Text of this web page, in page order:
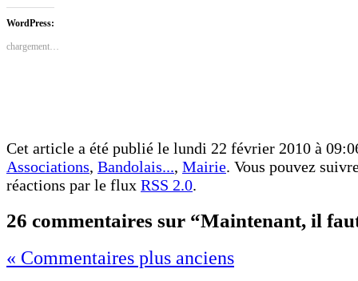
Facebook(ouvre
dans
une
fenêtre)
WordPress:
chargement…
Cet article a été publié le lundi 22 février 2010 à
Associations, Bandolais..., Mairie. Vous pouvez
réactions par le flux RSS 2.0.
26 commentaires sur “Maintenant, il
« Commentaires plus anciens